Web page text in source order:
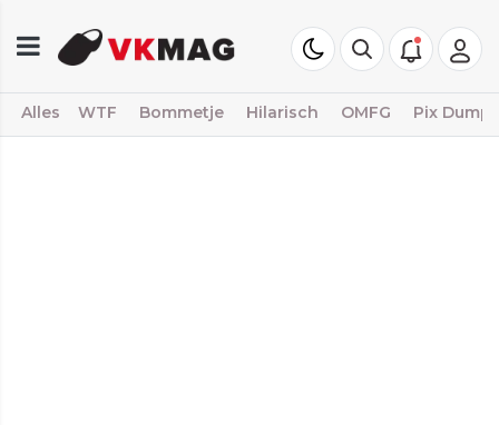
Alles WTF Bommetje Hilarisch OMFG Pix Dump